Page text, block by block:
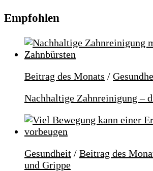
Empfohlen
Beitrag des Monats /
Nachhaltige Zahnreinigung –
Gesundheit / Beitrag des
und Grippe